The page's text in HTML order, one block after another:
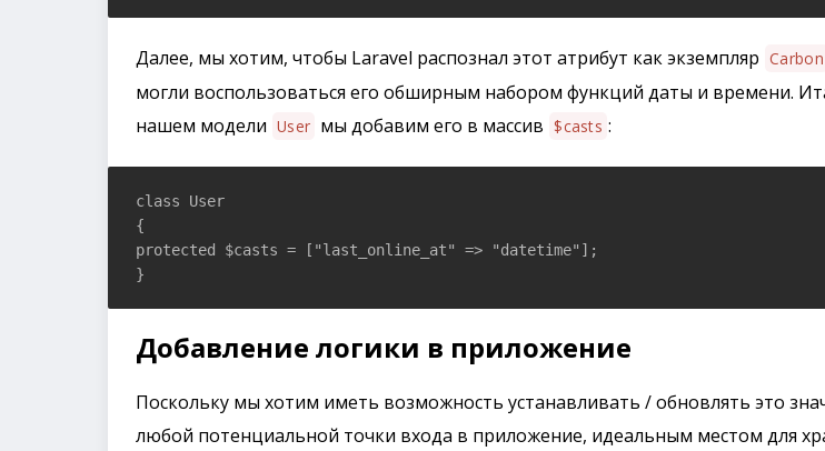
Далее, мы хотим, чтобы Laravel распознал этот атрибут как экземпляр Carbon
могли воспользоваться его обширным набором функций даты и времени.
нашем модели User мы добавим его в массив $casts :
class User
{
protected $casts = ["last_online_at" => "datetime"];
}
Добавление логики в приложение
Поскольку мы хотим иметь возможность устанавливать / обновлять это
любой потенциальной точки входа в приложение, идеальным местом для